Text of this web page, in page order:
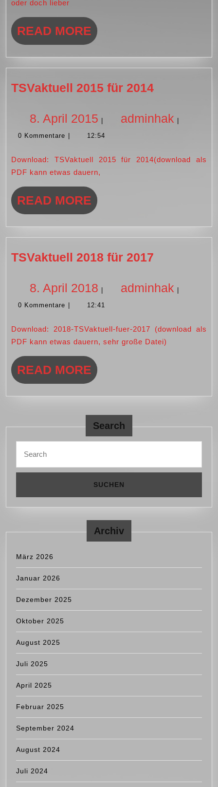
oder doch lieber
READ MORE READ
TSVaktuell 2015 für 2014TSVaktuell
für
8. April 2015 8.
April
2015
adminhak
0 Kommentare 12:54
Download: TSVaktuell 2015 für 2014(download als
PDF kann etwas dauern,
READ MORE READ
TSVaktuell 2018 für 2017
für
8. April 2018 8.
April
2018
adminhak
0 Kommentare 12:41
Download: 2018-TSVaktuell-fuer-2017 (download als
PDF kann etwas dauern, sehr große Datei)
READ MORE READ
Search
for:
Archiv
März 2026
Januar 2026
Dezember 2025
Oktober 2025
August 2025
Juli 2025
April 2025
Februar 2025
September 2024
August 2024
Juli 2024